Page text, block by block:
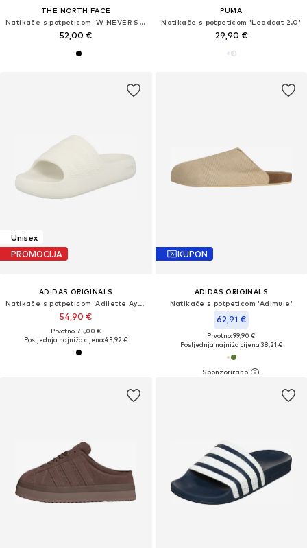
THE NORTH FACE
Natikače s potpeticom 'W NEVER STOP CUSH SLIDE'
52,00 €
PUMA
Natikače s potpeticom 'Leadcat 2.0'
29,90 €
Unisex
PROMOCIJA
ADIDAS ORIGINALS
Natikače s potpeticom 'Adilette Ayoon'
54,90 €
Prvotno: 75,00 €
Posljednja najniža cijena:43,92 €
KUPON
ADIDAS ORIGINALS
Natikače s potpeticom 'Adimule'
62,91 €
Prvotno: 99,90 €
Posljednja najniža cijena:38,21 €